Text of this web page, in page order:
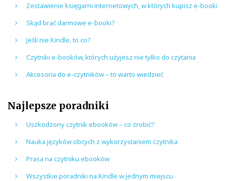
Zestawienie księgarni internetowych, w których kupisz e-booki
Skąd brać darmowe e-booki?
Jeśli nie Kindle, to co?
Czytniki e-booków, których użyjesz nie tylko do czytania
Akcesoria do e-czytników – to warto wiedzieć
Najlepsze poradniki
Uszkodzony czytnik ebooków – co zrobić?
Nauka języków obcych z wykorzystaniem czytnika
Prasa na czytniku ebooków
Wszystkie poradniki na Kindle w jednym miejscu